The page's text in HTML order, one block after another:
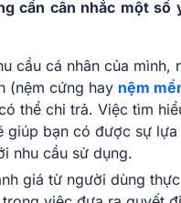
cần cân nhắc một số
cầu cá nhân của mình,
(nệm cứng hay nệm
thể chi trả. Việc tìm
giúp bạn có được sự lựa
nhu cầu sử dụng.
giá từ người dùng